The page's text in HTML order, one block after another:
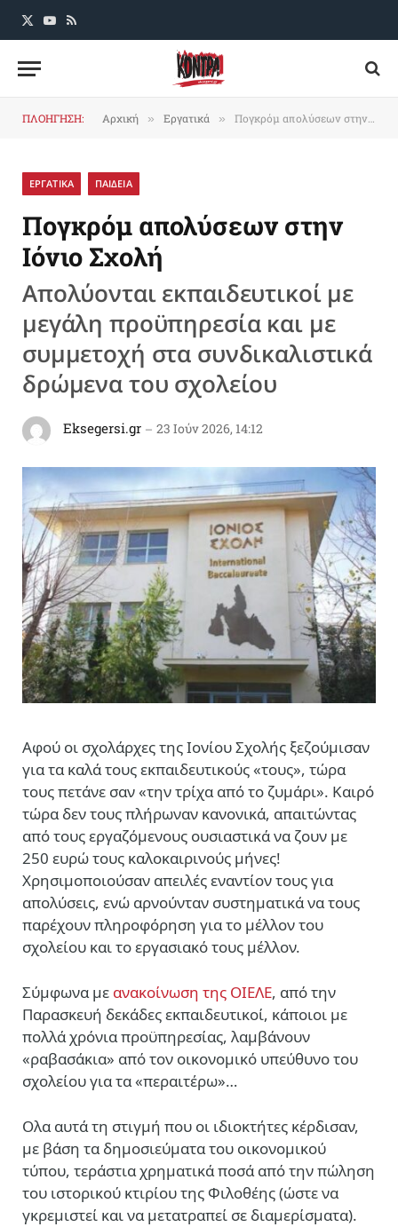
X
YouTube
RSS
ΠΛΟΗΓΗΣΗ: Αρχική » Εργατικά » Πογκρόμ απολύσεων στην Ιόνιο Σχολή
ΕΡΓΑΤΙΚΑ ΠΑΙΔΕΙΑ
Πογκρόμ απολύσεων στην
Ιόνιο Σχολή
Απολύονται εκπαιδευτικοί με
μεγάλη προϋπηρεσία και με
συμμετοχή στα συνδικαλιστικά
δρώμενα του σχολείου
Eksegersi.gr 23 Ιούν 2026, 14:12
Αφού οι σχολάρχες της Ιονίου Σχολής ξεζούμισαν
για τα καλά τους εκπαιδευτικούς «τους», τώρα
τους πετάνε σαν «την τρίχα από το ζυμάρι». Καιρό
τώρα δεν τους πλήρωναν κανονικά, απαιτώντας
από τους εργαζόμενους ουσιαστικά να ζουν με
250 ευρώ τους καλοκαιρινούς μήνες!
Χρησιμοποιούσαν απειλές εναντίον τους για
απολύσεις, ενώ αρνούνταν συστηματικά να τους
παρέχουν πληροφόρηση για το μέλλον του
σχολείου και το εργασιακό τους μέλλον.
Σύμφωνα με ανακοίνωση της ΟΙΕΛΕ, από την
Παρασκευή δεκάδες εκπαιδευτικοί, κάποιοι με
πολλά χρόνια προϋπηρεσίας, λαμβάνουν
«ραβασάκια» από τον οικονομικό υπεύθυνο του
σχολείου για τα «περαιτέρω»…
Ολα αυτά τη στιγμή που οι ιδιοκτήτες κέρδισαν,
με βάση τα δημοσιεύματα του οικονομικού
τύπου, τεράστια χρηματικά ποσά από την πώληση
του ιστορικού κτιρίου της Φιλοθέης (ώστε να
γκρεμιστεί και να μετατραπεί σε διαμερίσματα).